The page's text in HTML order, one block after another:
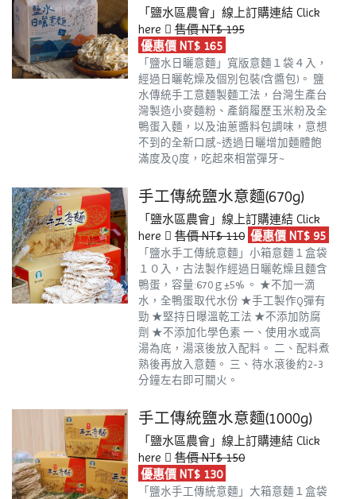
「鹽水區農會」線上訂購連結 Click
here
售價 NT$ 195
優惠價 NT$ 165
「鹽水日曬意麵」寬版意麵１袋４入，
經過日曬乾燥及個別包裝(含醬包)。 鹽
水傳統手工意麵製麵工法，台灣生產台
灣製造小麥麵粉、產銷履歷玉米粉及全
鴨蛋入麵，以及油蔥醬料包調味，意想
不到的全新口感~透過日曬增加麵體飽
滿度及Q度，吃起來相當彈牙~
手工傳統鹽水意麵(670g)
「鹽水區農會」線上訂購連結 Click
here
售價 NT$ 110 優惠價 NT$ 95
「鹽水手工傳統意麵」小箱意麵１盒袋
１０入，古法製作經過日曬乾燥且麵含
鴨蛋，容量:670ｇ±5% 。 ★不加一滴
水，全鴨蛋取代水份 ★手工製作Q彈有
勁 ★堅持日曝溫乾工法 ★不添加防腐
劑 ★不添加化學色素 一、使用水或高
湯為底，湯滾後放入配料。 二、配料煮
熟後再放入意麵。 三、待水滾後約2-3
分鐘左右即可關火。
手工傳統鹽水意麵(1000g)
「鹽水區農會」線上訂購連結 Click
here
售價 NT$ 150
優惠價 NT$ 130
「鹽水手工傳統意麵」大箱意麵１盒袋